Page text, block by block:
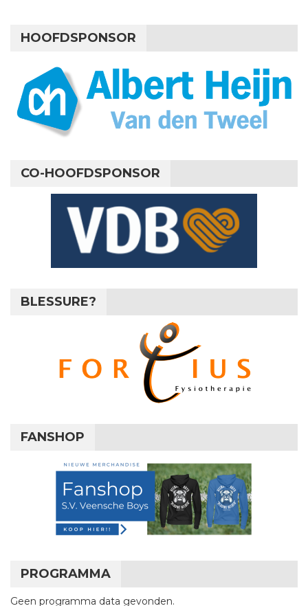
HOOFDSPONSOR
CO-HOOFDSPONSOR
BLESSURE?
FANSHOP
PROGRAMMA
Geen programma data gevonden.